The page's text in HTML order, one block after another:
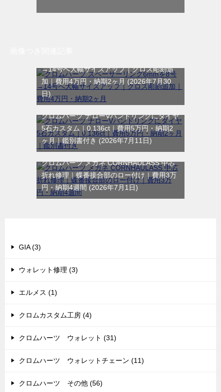
→14号へ大幅サイズアップ｜クロス彫刻追
加｜費用4万円・納期2ヶ月
2026年7月30
日
クロムハーツ ナローVバンドリングにダイヤ
5石カスタム｜0.136ct｜費用5万円・納期2
ヶ月｜鑑別書付き
2026年7月11日
クロムハーツ メガネ CORNHAULASS 中芯
折れ修理｜蝶番接合部のロー付け｜費用3万
円・納期4週間
2026年7月1日
GIA (3)
ウォレット修理 (3)
エルメス (1)
クロムカスタム工房 (4)
クロムハーツ ウォレット (31)
クロムハーツ ウォレットチェーン (11)
クロムハーツ その他 (56)